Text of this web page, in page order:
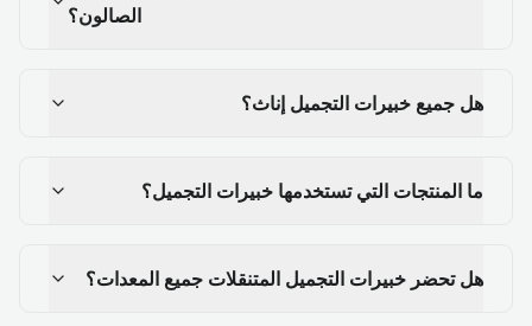
الصالون؟
هل جميع خبيرات التجميل إناث؟
ما المنتجات التي تستخدمها خبيرات التجميل؟
هل تحضر خبيرات التجميل المتنقلات جميع المعدات؟